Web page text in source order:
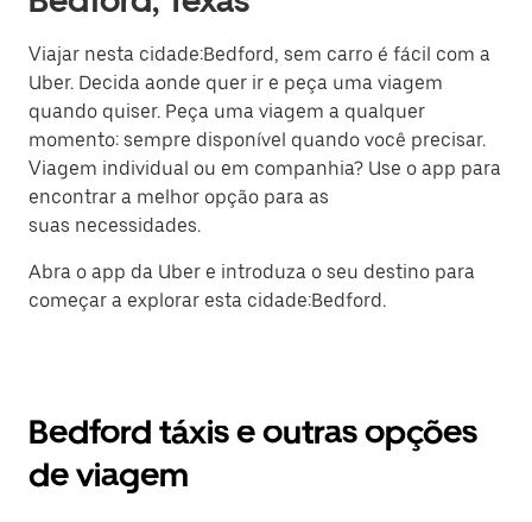
Viajar nesta cidade:Bedford, sem carro é fácil com a
Uber. Decida aonde quer ir e peça uma viagem
quando quiser. Peça uma viagem a qualquer
momento: sempre disponível quando você precisar.
Viagem individual ou em companhia? Use o app para
encontrar a melhor opção para as
suas necessidades.
Abra o app da Uber e introduza o seu destino para
começar a explorar esta cidade:Bedford.
Bedford táxis e outras opções
de viagem